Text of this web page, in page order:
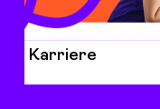
Karriere